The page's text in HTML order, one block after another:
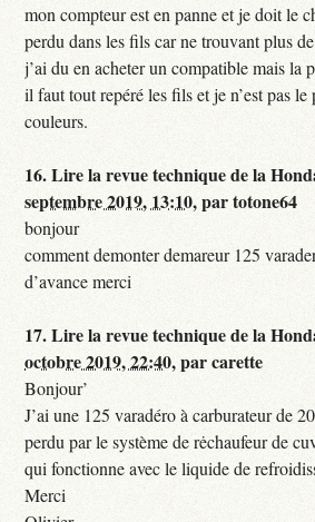
mon compteur est en panne et je doit le
perdu dans les fils car ne trouvant plus
j’ai du en acheter un compatible mais la
il faut tout repéré les fils et je n’est pas le
couleurs.
16.Lire la revue technique de la
septembre 2019, 13:10,partotone64
bonjour
comment demonter demareur 125
d’avance merci
17.Lire la revue technique de la
octobre 2019, 22:40,parcarette
Bonjour’
J’ai une 125 varadéro à carburateur de
perdu par le système de rėchaufeur de
qui fonctionne avec le liquide de
Merci